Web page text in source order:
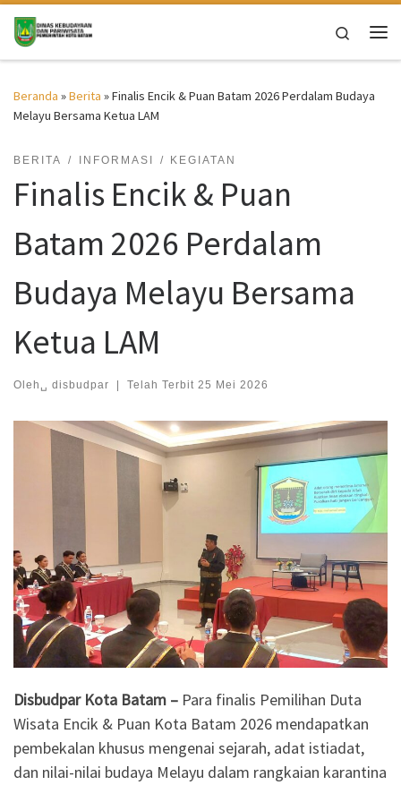
Skip to content
Search
Beranda »Berita »Finalis Encik & Puan Batam 2026 Perdalam Budaya
Melayu Bersama Ketua LAM
BERITA INFORMASI KEGIATAN
Finalis Encik & Puan
Batam 2026 Perdalam
Budaya Melayu Bersama
Ketua LAM
Oleh␣ disbudpar | Telah Terbit 25 Mei 2026
Disbudpar Kota Batam – Para finalis Pemilihan Duta
Wisata Encik & Puan Kota Batam 2026 mendapatkan
pembekalan khusus mengenai sejarah, adat istiadat,
dan nilai-nilai budaya Melayu dalam rangkaian karantina